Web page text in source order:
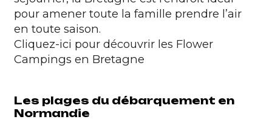
pour amener toute la famille prendre l’air
en toute saison.
Cliquez-ici pour découvrir les Flower
Campings en Bretagne
Les plages du débarquement en
Normandie